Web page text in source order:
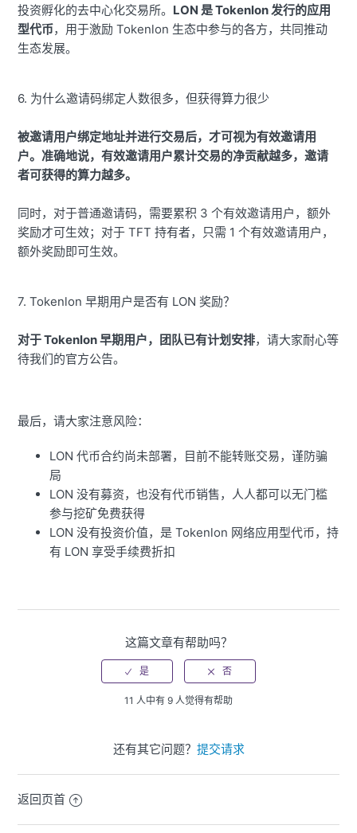
投资孵化的去中心化交易所。 LON 是 Tokenlon 发行的应用
型代币，用于激励 Tokenlon 生态中参与的各方，共同推动
生态发展。
6. 为什么邀请码绑定人数很多，但获得算力很少
被邀请用户绑定地址并进行交易后，才可视为有效邀请用
户。准确地说，有效邀请用户累计交易的净贡献越多，邀请
者可获得的算力越多。
同时，对于普通邀请码，需要累积 3 个有效邀请用户，额外
奖励才可生效；对于 TFT 持有者，只需 1 个有效邀请用户，
额外奖励即可生效。
7. Tokenlon 早期用户是否有 LON 奖励？
对于 Tokenlon 早期用户，团队已有计划安排，请大家耐心等
待我们的官方公告。
最后，请大家注意风险：
LON 代币合约尚未部署，目前不能转账交易，谨防骗
局
LON 没有募资，也没有代币销售，人人都可以无门槛
参与挖矿免费获得
LON 没有投资价值，是 Tokenlon 网络应用型代币，持
有 LON 享受手续费折扣
这篇文章有帮助吗？
11 人中有 9 人觉得有帮助
还有其它问题？ 提交请求
返回页首